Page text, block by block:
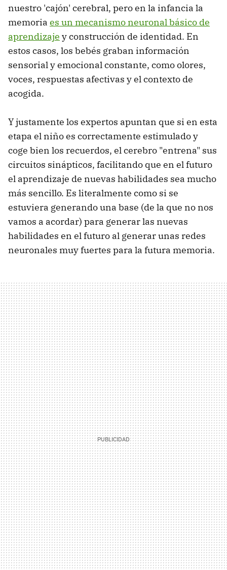
nuestro 'cajón' cerebral, pero en la infancia la
memoria es un mecanismo neuronal básico de
aprendizaje y construcción de identidad. En
estos casos, los bebés graban información
sensorial y emocional constante, como olores,
voces, respuestas afectivas y el contexto de
acogida.
Y justamente los expertos apuntan que si en esta
etapa el niño es correctamente estimulado y
coge bien los recuerdos, el cerebro "entrena" sus
circuitos sinápticos, facilitando que en el futuro
el aprendizaje de nuevas habilidades sea mucho
más sencillo. Es literalmente como si se
estuviera generando una base (de la que no nos
vamos a acordar) para generar las nuevas
habilidades en el futuro al generar unas redes
neuronales muy fuertes para la futura memoria.